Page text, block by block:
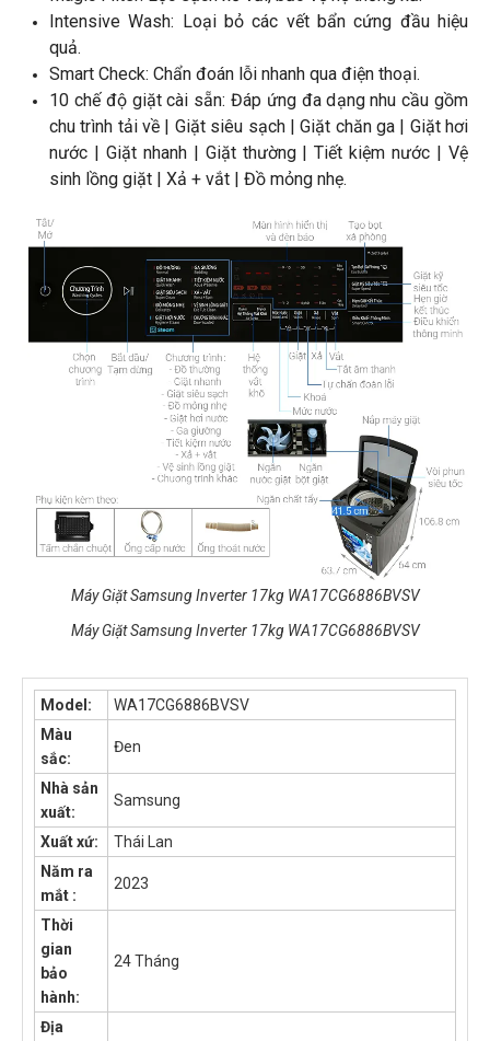
Intensive Wash: Loại bỏ các vết bẩn cứng đầu hiệu
quả.
Smart Check: Chẩn đoán lỗi nhanh qua điện thoại.
10 chế độ giặt cài sẵn: Đáp ứng đa dạng nhu cầu gồm
chu trình tải về | Giặt siêu sạch | Giặt chăn ga | Giặt hơi
nước | Giặt nhanh | Giặt thường | Tiết kiệm nước | Vệ
sinh lồng giặt | Xả + vắt | Đồ mỏng nhẹ.
Máy Giặt Samsung Inverter 17kg WA17CG6886BVSV
Máy Giặt Samsung Inverter 17kg WA17CG6886BVSV
Model:
WA17CG6886BVSV
Màu
sắc:
Đen
Nhà sản
xuất:
Samsung
Xuất xứ:
Thái Lan
Năm ra
mắt :
2023
Thời
gian
bảo
hành:
24 Tháng
Địa